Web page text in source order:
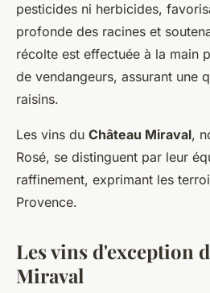
pesticides ni herbicides,
profonde des racines et
récolte est effectuée à la main
de vendangeurs, assurant une
raisins.
Les vins du Château Miraval,
Rosé, se distinguent par leur
raffinement, exprimant les
Provence.
Les vins d'exception
Miraval